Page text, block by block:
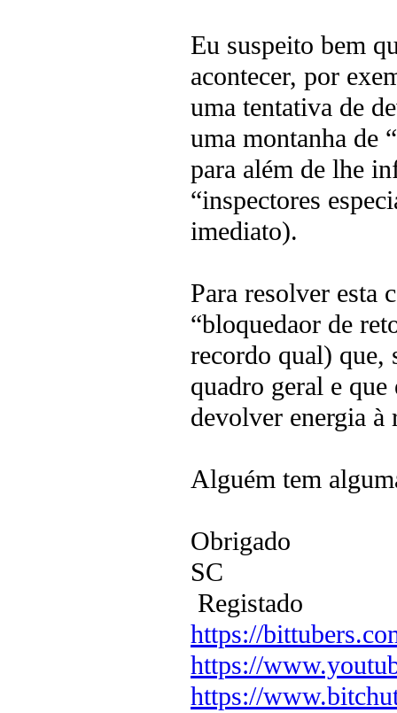
Eu suspeito bem
acontecer, por
uma tentativa de
uma montanha de
para além de lhe
“inspectores
imediato).
Para resolver esta
“bloquedaor de
recordo qual) que,
quadro geral e que
devolver energia à
Alguém tem
Obrigado
SC
Registado
https://
https://
https://